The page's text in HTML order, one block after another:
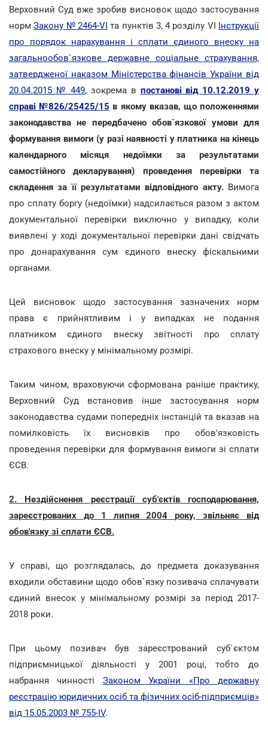
Верховний Суд вже зробив висновок щодо застосування
нормЗакону № 2464-VI та пунктів 3, 4 розділу VI Інструкції
про порядок нарахування і сплати єдиного внеску на
загальнообов`язкове державне соціальне страхування,
затвердженої наказом Міністерства фінансів України від
20.04.2015 № 449, зокрема в постанові від 10.12.2019 у
справі №826/25425/15 в якому вказав, що положеннями
законодавства не передбачено обов`язкової умови для
формування вимоги (у разі наявності у платника на кінець
календарного місяця недоїмки за результатами
самостійного декларування) проведення перевірки та
складення за її результатами відповідного акту. Вимога
про сплату боргу (недоїмки) надсилається разом з актом
документальної перевірки виключно у випадку, коли
виявлені у ході документальної перевірки дані свідчать
про донарахування сум єдиного внеску фіскальними
органами.
Цей висновок щодо застосування зазначених норм
права є прийнятливим і у випадках не подання
платником єдиного внеску звітності про сплату
страхового внеску у мінімальному розмірі.
Таким чином, враховуючи сформована раніше практику,
Верховний Суд встановив інше застосування норм
законодавства судами попередніх інстанцій та вказав на
помилковість їх висновків про обов'язковість
проведення перевірки для формування вимоги зі сплати
ЄСВ.
2. Нездійснення реєстрації суб'єктів господарювання,
зареєстрованих до 1 липня 2004 року, звільняє від
обов'язку зі сплати ЄСВ.
У справі, що розглядалась, до предмета доказування
входили обставини щодо обов`язку позивача сплачувати
єдиний внесок у мінімальному розмірі за період 2017-
2018 роки.
При цьому позивач був зареєстрований суб`єктом
підприємницької діяльності у 2001 році, тобто до
набрання чинності Законом України «Про державну
реєстрацію юридичних осіб та фізичних осіб-підприємців»
від 15.05.2003 № 755-IV.